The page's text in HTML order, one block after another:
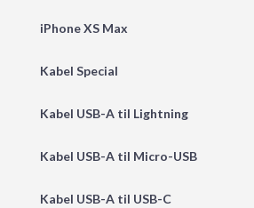
iPhone XS Max
Kabel Special
Kabel USB-A til Lightning
Kabel USB-A til Micro-USB
Kabel USB-A til USB-C